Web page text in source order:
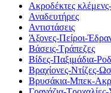
Ακροδέκτες
Αναδευτήρες
Αντιστάσεις
Άξονες-Πείροι-
Βάσεις-Τράπεζες
Βίδες-Παξιμάδια-
Βραχίονες-Ντίζες-
Βρυσάκια-Μπεκ-